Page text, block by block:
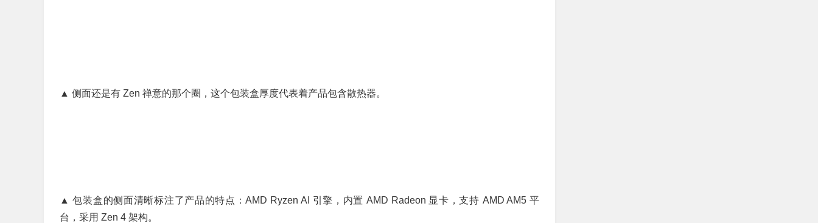
▲ 侧面还是有 Zen 禅意的那个圈，这个包装盒厚度代表着产品包含散热器。
▲ 包装盒的侧面清晰标注了产品的特点：AMD Ryzen AI 引擎，内置 AMD Radeon 显卡，支持 AMD AM5 平
台，采用 Zen 4 架构。